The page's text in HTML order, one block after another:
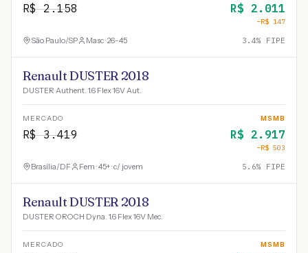
R$2.158 R$ 2.011
−R$ 147
São Paulo/SP Masc · 26-45 3.4% FIPE
Renault DUSTER 2018
DUSTER Authent. 1.6 Flex 16V Aut.
MERCADO
R$3.419
MSMB
R$ 2.917
−R$ 503
Brasília/DF Fem · 45+ · c/ jovem 5.6% FIPE
Renault DUSTER 2018
DUSTER OROCH Dyna. 1.6 Flex 16V Mec.
MERCADO MSMB